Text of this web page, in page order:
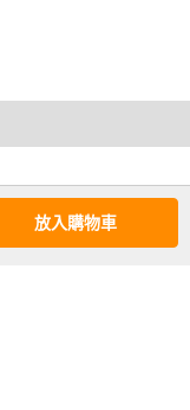
影片或圖片可以看
軍，在畫面尋找好
讓他們去思考，雲
都在屋頂上做什麼
放入購物車